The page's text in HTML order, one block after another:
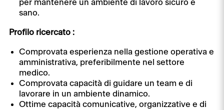
per mantenere un ambiente di lavoro sicuro e
sano.
Profilo ricercato :
Comprovata esperienza nella gestione operativa e
amministrativa, preferibilmente nel settore
medico.
Comprovata capacità di guidare un team e di
lavorare in un ambiente dinamico.
Ottime capacità comunicative, organizzative e di